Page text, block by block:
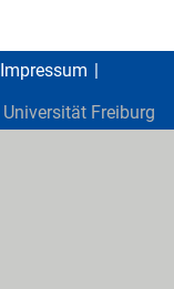
Impressum
Universität Freiburg